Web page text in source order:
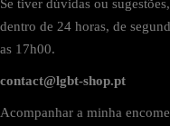
Se tiver dúvidas ou
dentro de 24 horas, de
as 17h00.
contact@lgbt-shop.pt
Acompanhar a minha